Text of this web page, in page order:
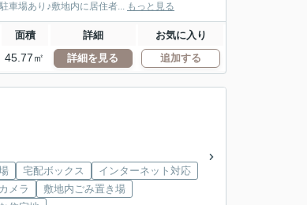
車場あり♪敷地内に居住者... もっと見る
面積 詳細 お気に入り
45.77㎡ 詳細を見る 追加する
宅配ボックス
インターネット対応
メラ
敷地内ごみ置き場